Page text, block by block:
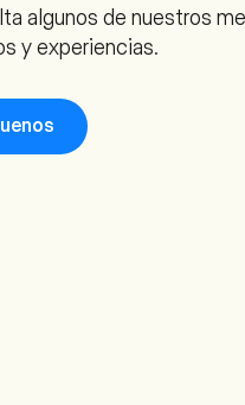
algunos de nuestros
y experiencias.